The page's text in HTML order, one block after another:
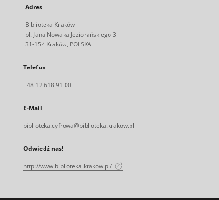
Adres
Biblioteka Kraków
pl. Jana Nowaka Jeziorańskiego 3
31-154 Kraków, POLSKA
Telefon
+48 12 618 91 00
E-Mail
biblioteka.cyfrowa@biblioteka.krakow.pl
Odwiedź nas!
http://www.biblioteka.krakow.pl/